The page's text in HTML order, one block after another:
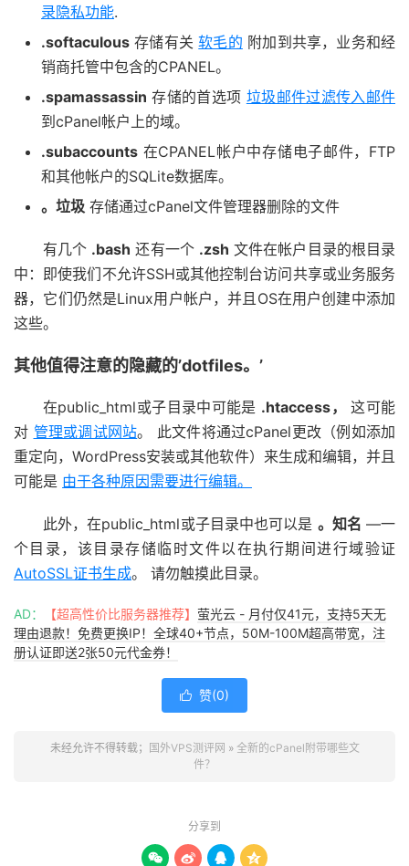
录隐私功能.
.softaculous 存储有关软毛的 附加到共享，业务和经
销商托管中包含的CPANEL。
.spamassassin 存储的首选项 垃圾邮件过滤传入邮件
到cPanel帐户上的域。
.subaccounts 在CPANEL帐户中存储电子邮件，FTP
和其他帐户的SQLite数据库。
。垃圾 存储通过cPanel文件管理器删除的文件
有几个 .bash 还有一个 .zsh 文件在帐户目录的根目录
中：即使我们不允许SSH或其他控制台访问共享或业务服务
器，它们仍然是Linux用户帐户，并且OS在用户创建中添加
这些。
其他值得注意的隐藏的’dotfiles。’
在public_html或子目录中可能是 .htaccess，
这可能
对 管理或调试网站。 此文件将通过cPanel更改（例如添加
重定向，WordPress安装或其他软件）来生成和编辑，并且
可能是 由于各种原因需要进行编辑。
此外，在public_html或子目录中也可以是 。知名 —一
个目录，该目录存储临时文件以在执行期间进行域验证
AutoSSL证书生成。 请勿触摸此目录。
AD： 【超高性价比服务器推荐】 萤光云 - 月付仅41元，支持5天无
理由退款！免费更换IP！全球40+节点，50M-100M超高带宽，注
册认证即送2张50元代金券！
 赞(0)
未经允许不得转载； 国外VPS测评网 » 全新的cPanel附带哪些文
件？
分享到
   